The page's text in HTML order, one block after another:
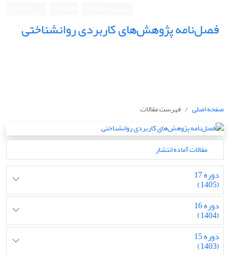
فصل‌نامه پژوهش‌های کاربردی روانشناختی
صفحه اصلی فهرست مقالات
مقالات آماده انتشار
دوره 17
(1405)
دوره 16
(1404)
دوره 15
(1403)